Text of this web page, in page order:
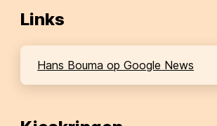
Links
Hans Bouma op Google News